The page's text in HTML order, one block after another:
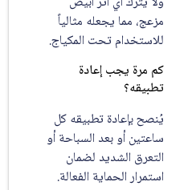
مزعج، مما يجعله مثالياً
للاستخدام تحت المكياج.
كم مرة يجب إعادة
تطبيقه؟
يُنصح بإعادة تطبيقه كل
ساعتين أو بعد السباحة أو
التعرق الشديد لضمان
استمرار الحماية الفعالة.